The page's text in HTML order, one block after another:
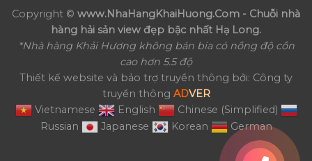
Copyright © www.NhaHangKhaiHuong.Com - Chuỗi nhà
hàng hải sản view đẹp bậc nhất Hạ Long.
*Nhà hàng Khải Hương không bán bia có nồng độ cồn
cao hơn 5.5 độ
Thiết kế website và bảo trợ truyền thông bởi: Công ty
truyền thông ADVER
Vietnamese
English
Chinese (Simplified)
Russian
Japanese Korean German